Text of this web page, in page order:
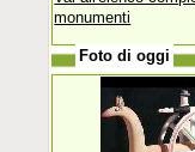
monumenti
Foto di oggi